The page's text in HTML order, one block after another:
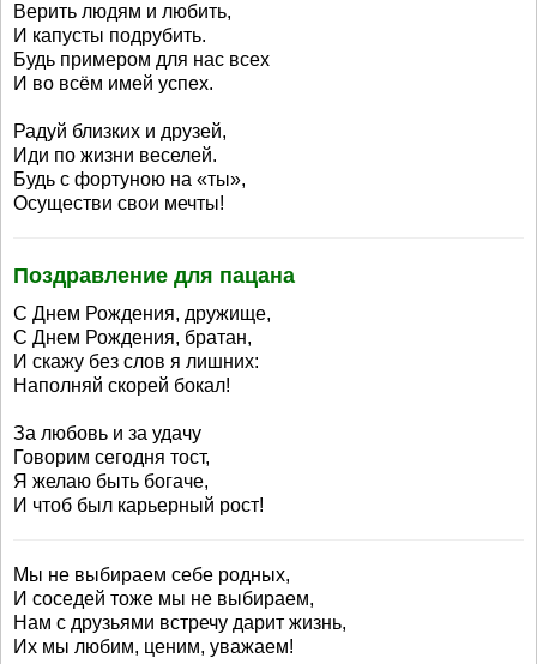
Верить людям и любить,
И капусты подрубить.
Будь примером для нас всех
И во всём имей успех.
Радуй близких и друзей,
Иди по жизни веселей.
Будь с фортуною на «ты»,
Осуществи свои мечты!
Поздравление для пацана
С Днем Рождения, дружище,
С Днем Рождения, братан,
И скажу без слов я лишних:
Наполняй скорей бокал!
За любовь и за удачу
Говорим сегодня тост,
Я желаю быть богаче,
И чтоб был карьерный рост!
Мы не выбираем себе родных,
И соседей тоже мы не выбираем,
Нам с друзьями встречу дарит жизнь,
Их мы любим, ценим, уважаем!